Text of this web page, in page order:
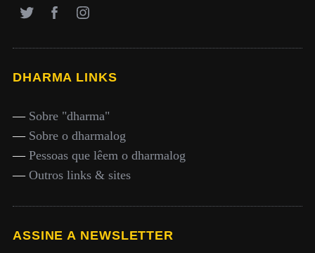
DHARMA LINKS
— Sobre "dharma"
— Sobre o dharmalog
— Pessoas que lêem o dharmalog
— Outros links & sites
ASSINE A NEWSLETTER